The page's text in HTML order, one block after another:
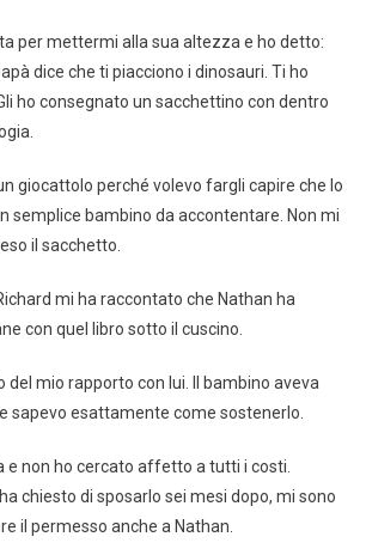
per mettermi alla sua altezza e ho detto:
dice che ti piacciono i dinosauri. Ti ho
ho consegnato un sacchettino con dentro
giocattolo perché volevo fargli capire che lo
semplice bambino da accontentare. Non mi
il sacchetto.
mi ha raccontato che Nathan ha
con quel libro sotto il cuscino.
del mio rapporto con lui. Il bambino aveva
sapevo esattamente come sostenerlo.
e non ho cercato affetto a tutti i costi.
chiesto di sposarlo sei mesi dopo, mi sono
il permesso anche a Nathan.